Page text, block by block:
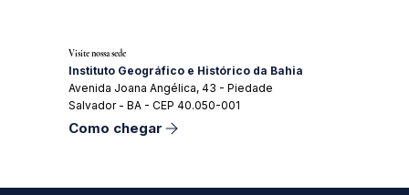
Visite nossa sede
Instituto Geográfico e Histórico da Bahia
Avenida Joana Angélica, 43 - Piedade
Salvador - BA - CEP 40.050-001
Como chegar